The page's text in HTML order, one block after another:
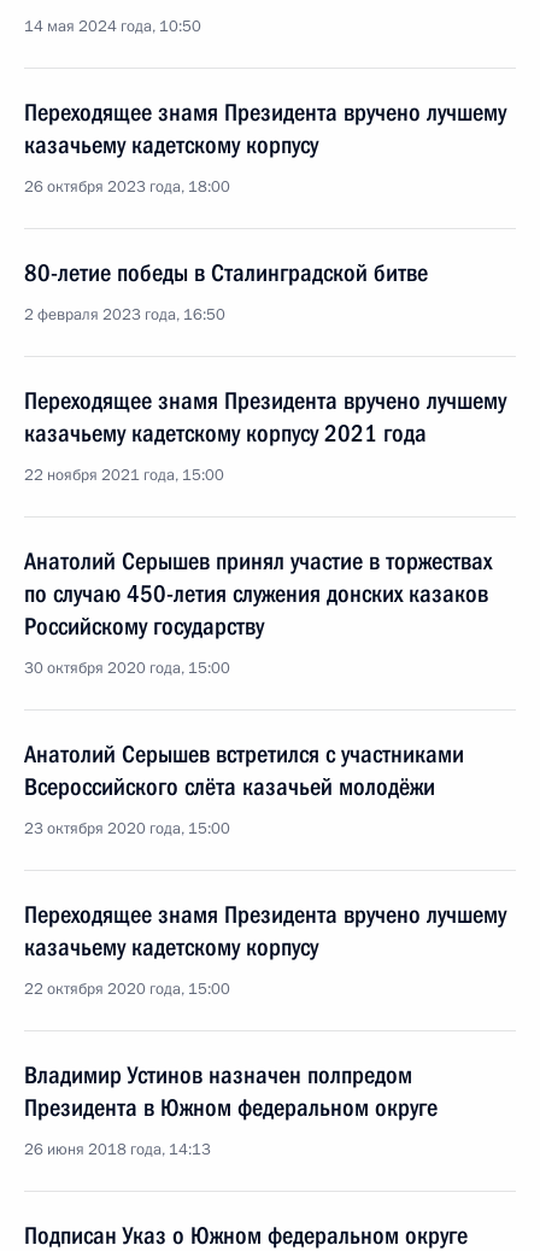
14 мая 2024 года, 10:50
Переходящее знамя Президента вручено лучшему
казачьему кадетскому корпусу
26 октября 2023 года, 18:00
80-летие победы в Сталинградской битве
2 февраля 2023 года, 16:50
Переходящее знамя Президента вручено лучшему
казачьему кадетскому корпусу 2021 года
22 ноября 2021 года, 15:00
Анатолий Серышев принял участие в торжествах
по случаю 450-летия служения донских казаков
Российскому государству
30 октября 2020 года, 15:00
Анатолий Серышев встретился с участниками
Всероссийского слёта казачьей молодёжи
23 октября 2020 года, 15:00
Переходящее знамя Президента вручено лучшему
казачьему кадетскому корпусу
22 октября 2020 года, 15:00
Владимир Устинов назначен полпредом
Президента в Южном федеральном округе
26 июня 2018 года, 14:13
Подписан Указ о Южном федеральном округе